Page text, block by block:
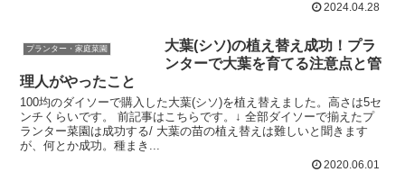
2024.04.28
プランター・家庭菜園
大葉(シソ)の植え替え成功！プラ
ンターで大葉を育てる注意点と管
理人がやったこと
100均のダイソーで購入した大葉(シソ)を植え替えました。高さは5セ
ンチくらいです。 前記事はこちらです。↓ 全部ダイソーで揃えたプ
ランター菜園は成功する/ 大葉の苗の植え替えは難しいと聞きます
が、何とか成功。種まき...
2020.06.01